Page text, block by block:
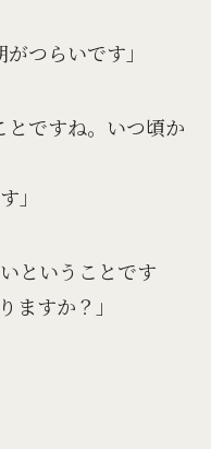
つらいです」
ですね。いつ頃か
」
ということです
ますか？」